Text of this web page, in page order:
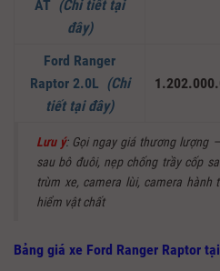
AT (Chi tiết tại
đây)
Ford Ranger
Raptor 2.0L (Chi
tiết tại đây)
Lưu ý: Gọi ngay giá thương lượng
sau bô đuôi, nẹp chống trầy cốp
trùm xe, camera lùi, camera
hiểm vật chất
Bảng giá xe Ford Ranger Raptor